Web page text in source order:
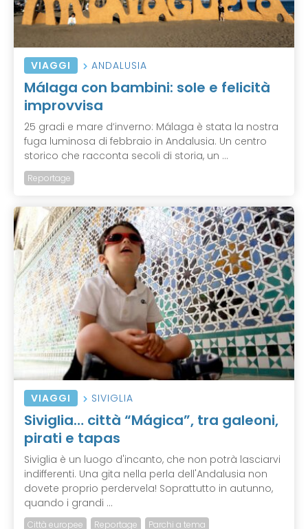
VIAGGI ANDALUSIA
Málaga con bambini: sole e felicità
improvvisa
25 gradi e mare d’inverno: Málaga è stata la nostra
fuga luminosa di febbraio in Andalusia. Un centro
storico che racconta secoli di storia, un ...
Reportage
VIAGGI SIVIGLIA
Siviglia… città “Mágica”, tra galeoni,
pirati e tapas
Siviglia è un luogo d'incanto, che non potrà lasciarvi
indifferenti. Una gita nella perla dell'Andalusia non
dovete proprio perdervela! Soprattutto in autunno,
quando i grandi ...
Città europee Reportage Parchi a tema